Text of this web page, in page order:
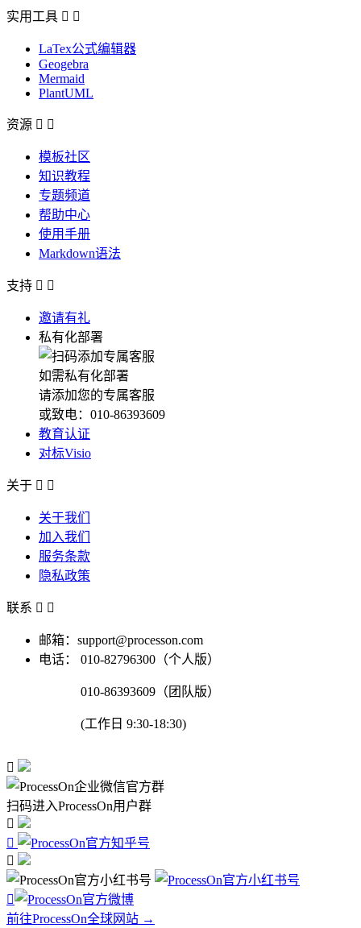
实用工具  
LaTex公式编辑器
Geogebra
Mermaid
PlantUML
资源  
模板社区
知识教程
专题频道
帮助中心
使用手册
Markdown语法
支持  
邀请有礼
私有化部署
如需私有化部署
请添加您的专属客服
或致电：010-86393609
教育认证
对标Visio
关于  
关于我们
加入我们
服务条款
隐私政策
联系  
邮箱：support@processon.com
电话：
010-82796300（个人版）
010-86393609（团队版）
(工作日 9:30-18:30)

扫码进入ProcessOn用户群




前往ProcessOn全球网站 →